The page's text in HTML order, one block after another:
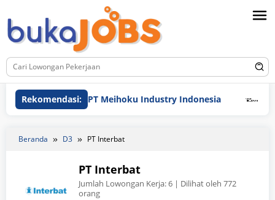
ke
konten
Rekomendasi:PT Meihoku Industry Indonesia PT
Beranda D3 PT Interbat
PT Interbat
Jumlah Lowongan Kerja:6 | Dilihat oleh 772
orang